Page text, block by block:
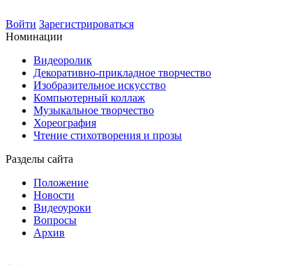
Войти Зарегистрироваться
Номинации
Видеоролик
Декоративно-прикладное творчество
Изобразительное искусство
Компьютерный коллаж
Музыкальное творчество
Хореография
Чтение стихотворения и прозы
Разделы сайта
Положение
Новости
Видеоуроки
Вопросы
Архив